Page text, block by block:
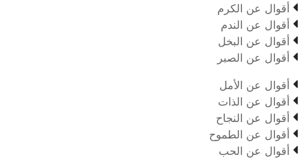
 أقوال عن الكرم
 أقوال عن الندم
 أقوال عن البخل
 أقوال عن الصبر
 أقوال عن الأمل
 أقوال عن الذات
 أقوال عن النجاح
 أقوال عن الطموح
 أقوال عن الحب